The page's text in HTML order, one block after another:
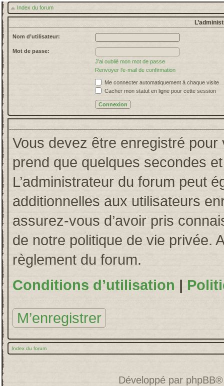
Index du forum
Nom d’utilisateur:
Mot de passe:
J’ai oublié mon mot de passe
Renvoyer l’e-mail de confirmation
Me connecter automatiquement à chaque visite
Cacher mon statut en ligne pour cette session
Vous devez être enregistré pour
prend que quelques secondes
L’administrateur du forum peut
additionnelles aux utilisateurs
assurez-vous d’avoir pris
de notre politique de vie privée.
règlement du forum.
Conditions d’utilisation |
M’enregistrer
Index du forum
Développé par phpBB®